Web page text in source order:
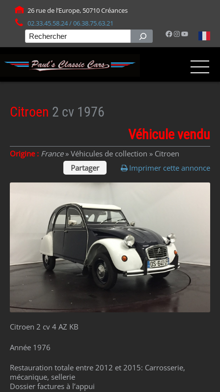
26 rue de l’Europe, 50710 Créances
02.33.45.58.24 / 06.38.75.63.21
Facebook
Instagram
YouTube
Rechercher
Citroen 2 cv 1976
Véhicule vendu
Origine : France» Véhicules de collection » Citroen
Partager
Imprimer cette annonce
Citroen 2 cv 4 AZ KB
Année 1976
Restauration totale entre 2012 et 2015: Carrosserie,
mécanique, sellerie
Dossier factures à l’appui
Panneau de gestion des cookies